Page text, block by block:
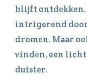
blijft ontdekken.
intrigerend door
dromen. Maar
vinden, een
duister.